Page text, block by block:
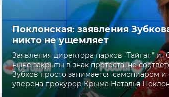
Поклонская: заявления
никто не ущемляет
Заявления директора парков "Тайган" и
ныне закрыты в знак протеста, не
Зубков просто занимается самопиаром
уверена прокурор Крыма Наталья